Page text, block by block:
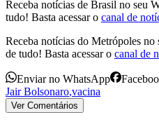
Receba notícias de Brasil no seu
tudo! Basta acessar o canal de
Receba notícias do Metrópoles
de tudo! Basta acessar o canal de
Enviar no WhatsApp
Jair Bolsonaro,vacina
Ver Comentários